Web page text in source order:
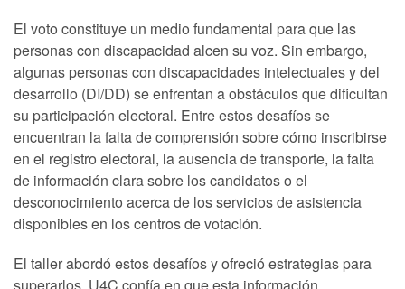
El voto constituye un medio fundamental para que las
personas con discapacidad alcen su voz. Sin embargo,
algunas personas con discapacidades intelectuales y del
desarrollo (DI/DD) se enfrentan a obstáculos que dificultan
su participación electoral. Entre estos desafíos se
encuentran la falta de comprensión sobre cómo inscribirse
en el registro electoral, la ausencia de transporte, la falta
de información clara sobre los candidatos o el
desconocimiento acerca de los servicios de asistencia
disponibles en los centros de votación.
El taller abordó estos desafíos y ofreció estrategias para
superarlos. U4C confía en que esta información